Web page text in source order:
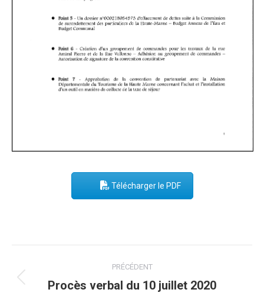
Télécharger le PDF
navigation
PRÉCÉDENT
Onglet
Procès verbal du 10 juillet 2020